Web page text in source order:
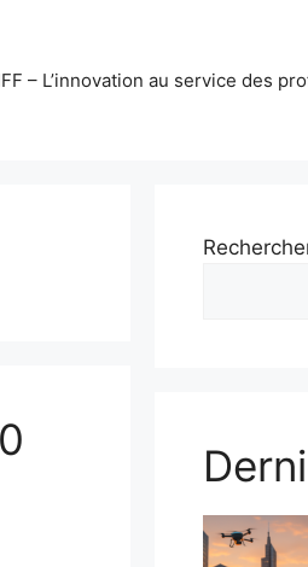
– L’innovation au service des